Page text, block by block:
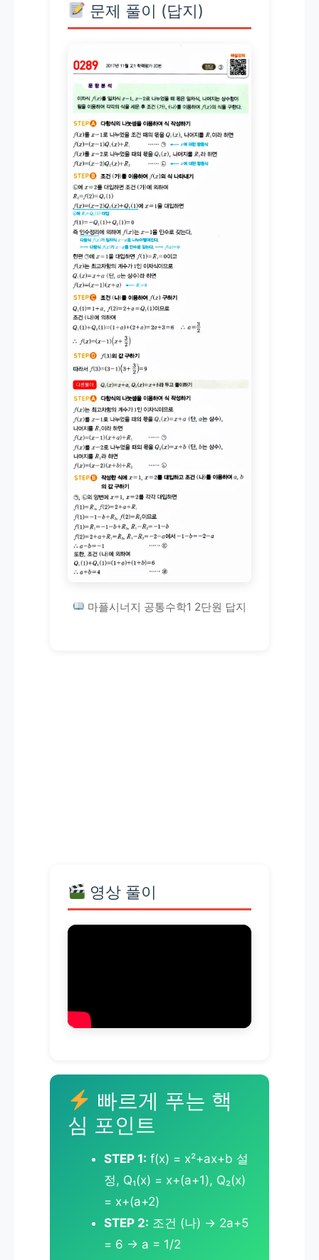
문제 풀이 (답지)
마플시너지 공통수학1 2단원 답지
영상 풀이
빠르게 푸는 핵
심 포인트
STEP 1: f(x) = x²+ax+b 설
정, Q₁(x) = x+(a+1), Q₂(x)
= x+(a+2)
STEP 2: 조건 (나) → 2a+5
= 6 → a = 1/2